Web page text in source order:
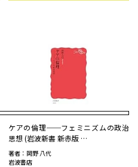
ケアの倫理──フェミニズムの政治
思想 (岩波新書 新赤版 …
著者：岡野 八代
岩波書店